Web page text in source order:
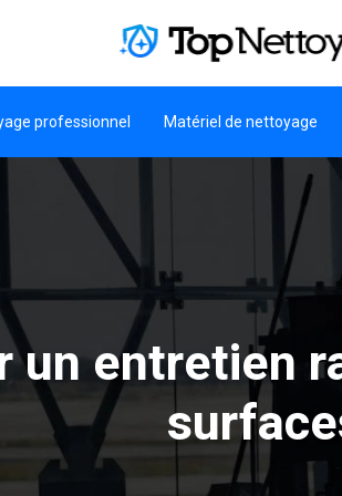
professionnel Matériel de nettoyage
un entretien